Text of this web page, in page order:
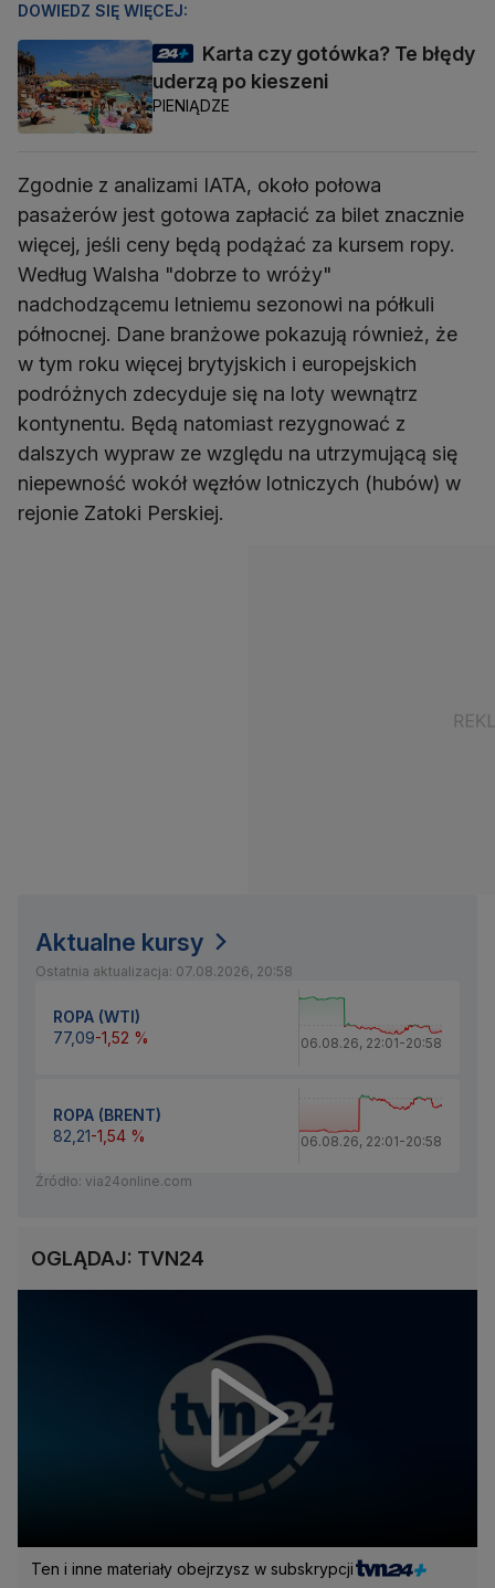
DOWIEDZ SIĘ WIĘCEJ:
Karta czy gotówka? Te błędy
uderzą po kieszeni
PIENIĄDZE
Zgodnie z analizami IATA, około połowa
pasażerów jest gotowa zapłacić za bilet znacznie
więcej, jeśli ceny będą podążać za kursem ropy.
Według Walsha "dobrze to wróży"
nadchodzącemu letniemu sezonowi na półkuli
północnej. Dane branżowe pokazują również, że
w tym roku więcej brytyjskich i europejskich
podróżnych zdecyduje się na loty wewnątrz
kontynentu. Będą natomiast rezygnować z
dalszych wypraw ze względu na utrzymującą się
niepewność wokół węzłów lotniczych (hubów) w
rejonie Zatoki Perskiej.
Aktualne kursy
Ostatnia aktualizacja: 07.08.2026, 20:58
ROPA (WTI)
77,09-1,52 % 06.08.26, 22:01-20:58
ROPA (BRENT)
82,21-1,54 % 06.08.26, 22:01-20:58
Źródło: via24online.com
OGLĄDAJ: TVN24
Ten i inne materiały obejrzysz w subskrypcji